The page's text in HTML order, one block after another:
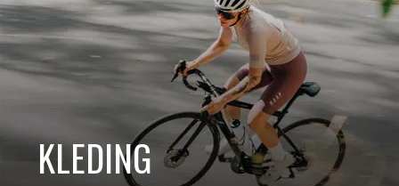
KLEDING